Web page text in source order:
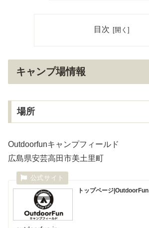
目次
キャンプ場情報
場所
Outdoorfunキャンプフィールド
広島県安芸高田市美土里町
トップページ|OutdoorFun